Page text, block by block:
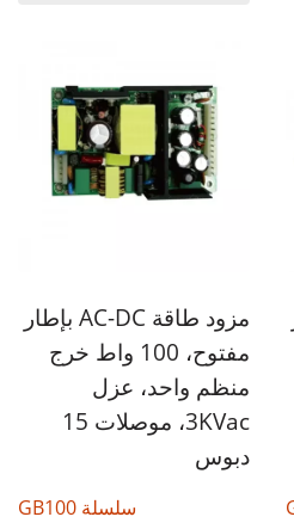
مزود طاقة AC-DC بإطار
مفتوح، 100 واط خرج
منظم واحد، عزل
3KVac، موصلات 15
دبوس
سلسلة GB100